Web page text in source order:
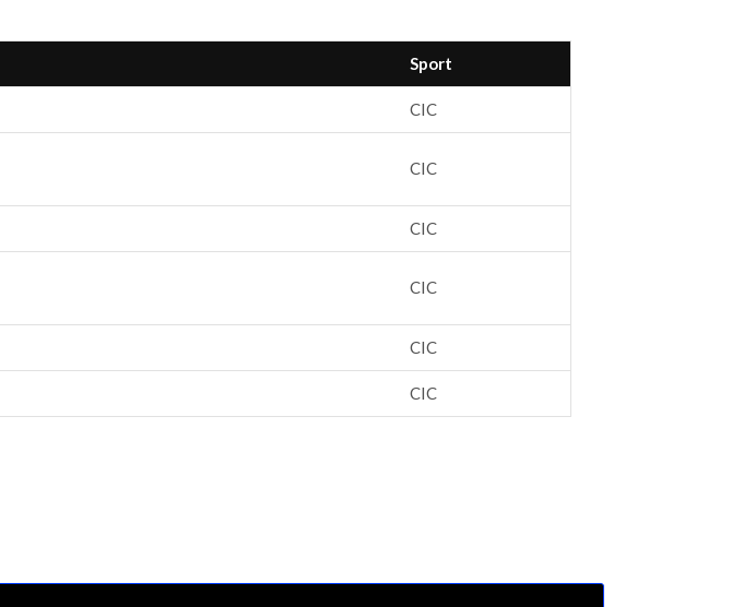
Sport
CIC
CIC
CIC
CIC
CIC
CIC